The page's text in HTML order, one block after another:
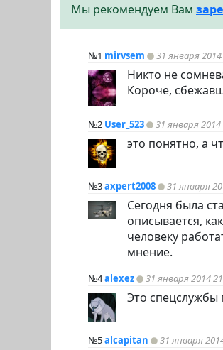
Мы рекомендуем Вам
№1 mirvsem 31 января
Никто не
Короче,
№2 User_523 31 января 2014
это понятно, а
№3axpert2008 31 января
Сегодня была
описывается,
человеку
мнение.
№4alexez 31 января 2014
Это спецслужбы
№5alcapitan 31 января